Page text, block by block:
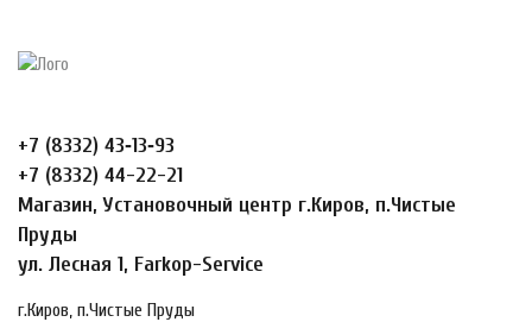
+7 (8332) 43‑13‑93
+7 (8332) 44-22-21
Магазин, Установочный центр г.Киров, п.Чистые
Пруды
ул. Лесная 1, Farkop-Service
г.Киров, п.Чистые Пруды